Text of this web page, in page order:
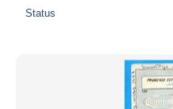
Status